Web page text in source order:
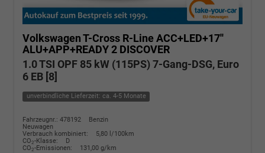
Volkswagen T-Cross R-Line ACC+LED+17''
ALU+APP+READY 2 DISCOVER
1.0 TSI OPF 85 kW (115PS) 7-Gang-DSG, Euro
6 EB [8]
unverbindliche Lieferzeit: ca. 4-5 Monate
Fahrzeugnr.: 478192
Benzin
Neuwagen
Verbrauch kombiniert:
5,80 l/100km
CO2-Klasse:
D
CO2-Emissionen: 131,00 g/km